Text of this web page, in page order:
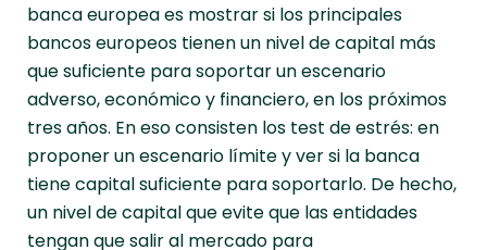
banca europea es mostrar si los principales
bancos europeos tienen un nivel de capital más
que suficiente para soportar un escenario
adverso, económico y financiero, en los próximos
tres años. En eso consisten los test de estrés: en
proponer un escenario límite y ver si la banca
tiene capital suficiente para soportarlo. De hecho,
un nivel de capital que evite que las entidades
tengan que salir al mercado para